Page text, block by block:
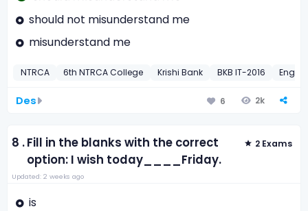
should not misunderstand me
misunderstand me
NTRCA 6th NTRCA College Krishi Bank BKB IT-2016
Des 6 2k
8 .Fill in the blanks with the correct
option: I wish today____Friday.
2 Exams
Updated: 2 weeks ago
is